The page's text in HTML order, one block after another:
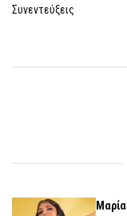
Συνεντεύξεις